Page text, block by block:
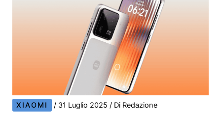
XIAOMI / 31 Luglio 2025/ Di Redazione